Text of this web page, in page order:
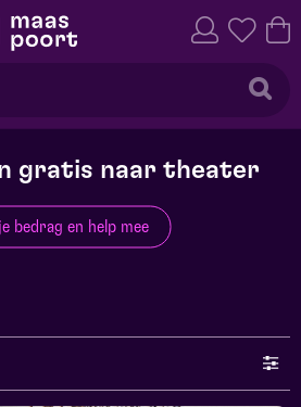
gratis naar theater
bedrag en help mee